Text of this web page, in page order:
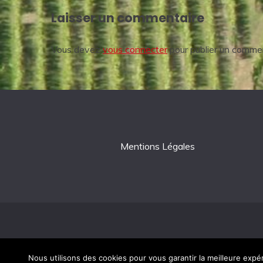
Laisser un commentaire
Vous devezvous connecterpour publier un
Mentions Légales
Nous utilisons des cookies pour vous garantir la meilleure